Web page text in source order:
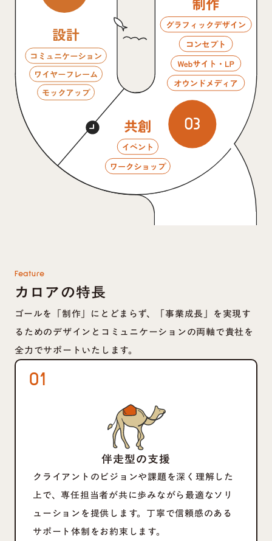
Feature
カロアの特長
ゴールを「制作」にとどまらず、「事業成長」を実現す
るためのデザインとコミュニケーションの両軸で貴社を
全力でサポートいたします。
伴走型の支援
01
クライアントのビジョンや課題を深く理解した
上で、専任担当者が共に歩みながら最適なソリ
ューションを提供します。丁寧で信頼感のある
サポート体制をお約束します。